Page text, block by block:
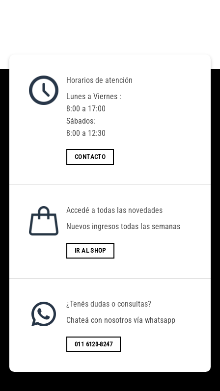
Horarios de atención
Lunes a Viernes :
8:00 a 17:00
Sábados:
8:00 a 12:30
CONTACTO
Accedé a todas las novedades
Nuevos ingresos todas las semanas
IR AL SHOP
¿Tenés dudas o consultas?
Chateá con nosotros vía whatsapp
011 6123-8247
Hola, Bienvenido a ACENTO MODA
El Monto mínimo de compra es
Transporte que Desee el Cliente)
-Horarios de Atención: Lunes A Viernes 8
-Envíos a TODO EL PAÍS / RETIRO POR